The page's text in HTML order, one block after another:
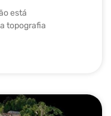
está
topografia